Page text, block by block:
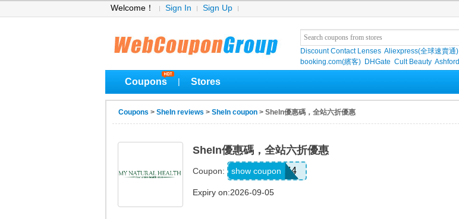
Welcome！ Sign In Sign Up
Discount Contact Lenses Aliexpress(全球速賣通)
booking.com(繽客) DHGate Cult Beauty Ashford
Coupons Stores
Coupons > SheIn reviews > SheIn coupon > SheIn優惠碼，全站六折優惠
SheIn優惠碼，全站六折優惠
Coupon: V3A44
show coupon
Expiry on:2026-09-05